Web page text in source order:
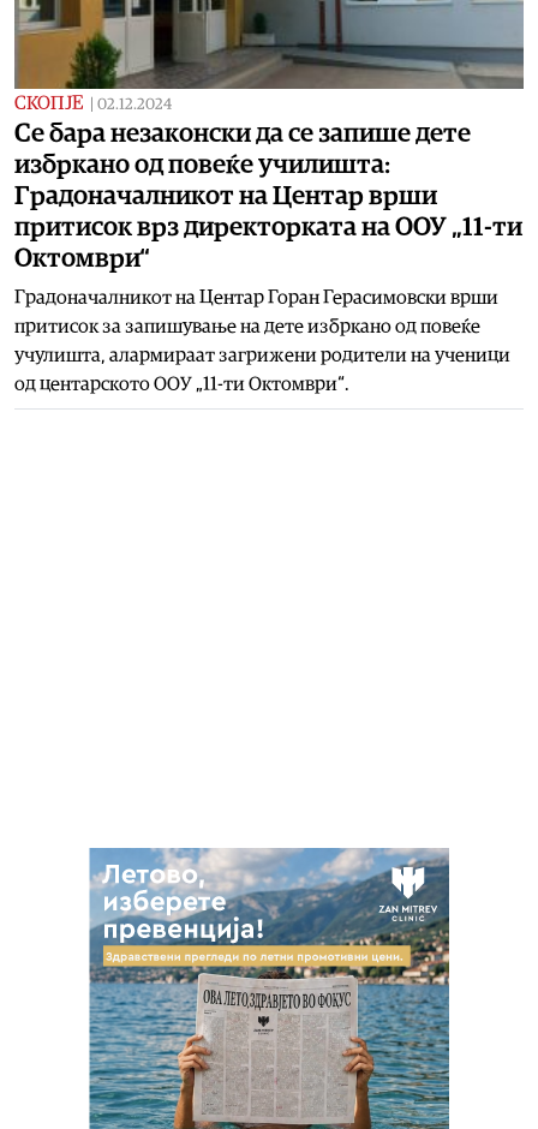
СКОПЈЕ 02.12.2024
Се бара незаконски да се запише дете
избркано од повеќе училишта:
Градоначалникот на Центар врши
притисок врз директорката на ООУ „11-ти
Октомври“
Градоначалникот на Центар Горан Герасимовски врши
притисок за запишување на дете избркано од повеќе
учулишта, алармираат загрижени родители на ученици
од центарското ООУ „11-ти Октомври“.